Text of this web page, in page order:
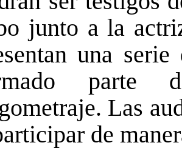
junto a la
una
parte
Las
de